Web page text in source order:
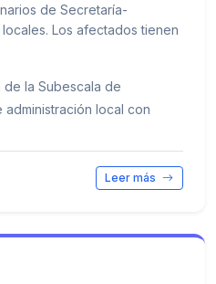
de Secretaría-
Los afectados tienen
la Subescala de
local con
Leer más